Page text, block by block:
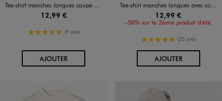
Tee-shirt manches longues coupe courte avec devant froncé fille
12,99 €
5/5 de moyenne
(9 avis)
AJOUTERAU PANIER
Tee-shirt manches longues avec col Bardot coupe courte femme
12,99 €
-50% sur le 2ème produit d'été
5/5 de moyenne
(25 avis)
AJOUTERAU PANIER